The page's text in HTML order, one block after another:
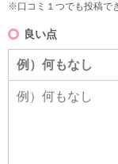
※口コミ１つでも投稿で
良い点